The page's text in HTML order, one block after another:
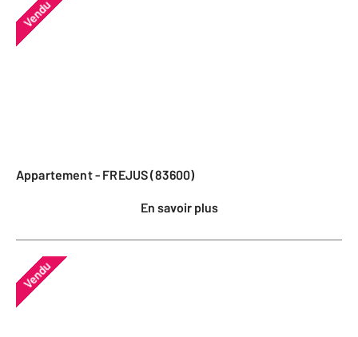
Vendu
Appartement - FREJUS (83600)
En savoir plus
Vendu